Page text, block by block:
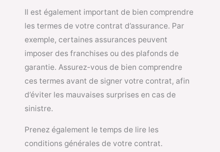
Il est également important de bien comprendre
les termes de votre contrat d’assurance. Par
exemple, certaines assurances peuvent
imposer des franchises ou des plafonds de
garantie. Assurez-vous de bien comprendre
ces termes avant de signer votre contrat, afin
d’éviter les mauvaises surprises en cas de
sinistre.
Prenez également le temps de lire les
conditions générales de votre contrat.